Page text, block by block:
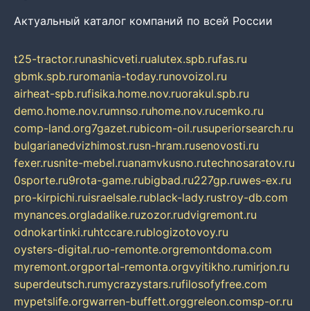
Актуальный каталог компаний по всей России
t25-tractor.runashicveti.rualutex.spb.rufas.ru
gbmk.spb.ruromania-today.runovoizol.ru
airheat-spb.rufisika.home.nov.ruorakul.spb.ru
demo.home.nov.rumnso.ruhome.nov.rucemko.ru
comp-land.org7gazet.rubicom-oil.rusuperiorsearch.ru
bulgarianedvizhimost.rusn-hram.rusenovosti.ru
fexer.rusnite-mebel.ruanamvkusno.rutechnosaratov.ru
0sporte.ru9rota-game.rubigbad.ru227gp.ruwes-ex.ru
pro-kirpichi.ruisraelsale.rublack-lady.rustroy-db.com
mynances.orgladalike.ruzozor.rudvigremont.ru
odnokartinki.ruhtccare.rublogizotovoy.ru
oysters-digital.ruo-remonte.orgremontdoma.com
myremont.orgportal-remonta.orgvyitikho.rumirjon.ru
superdeutsch.rumycrazystars.rufilosofyfree.com
mypetslife.orgwarren-buffett.orggreleon.comsp-or.ru